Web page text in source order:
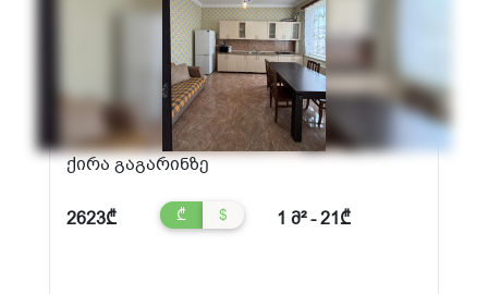
ქირა გაგარინზე
2623₾ ₾ $ 1 მ² - 21₾